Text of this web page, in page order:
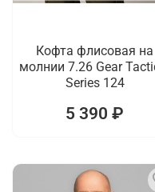
Кофта флисовая на
молнии 7.26 Gear
Series 124
5 390 ₽